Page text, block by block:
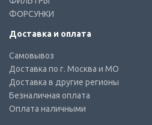
ФОРСУНКИ
Доставка и оплата
Самовывоз
Доставка по г. Москва и МО
Доставка в другие регионы
Безналичная оплата
Оплата наличными